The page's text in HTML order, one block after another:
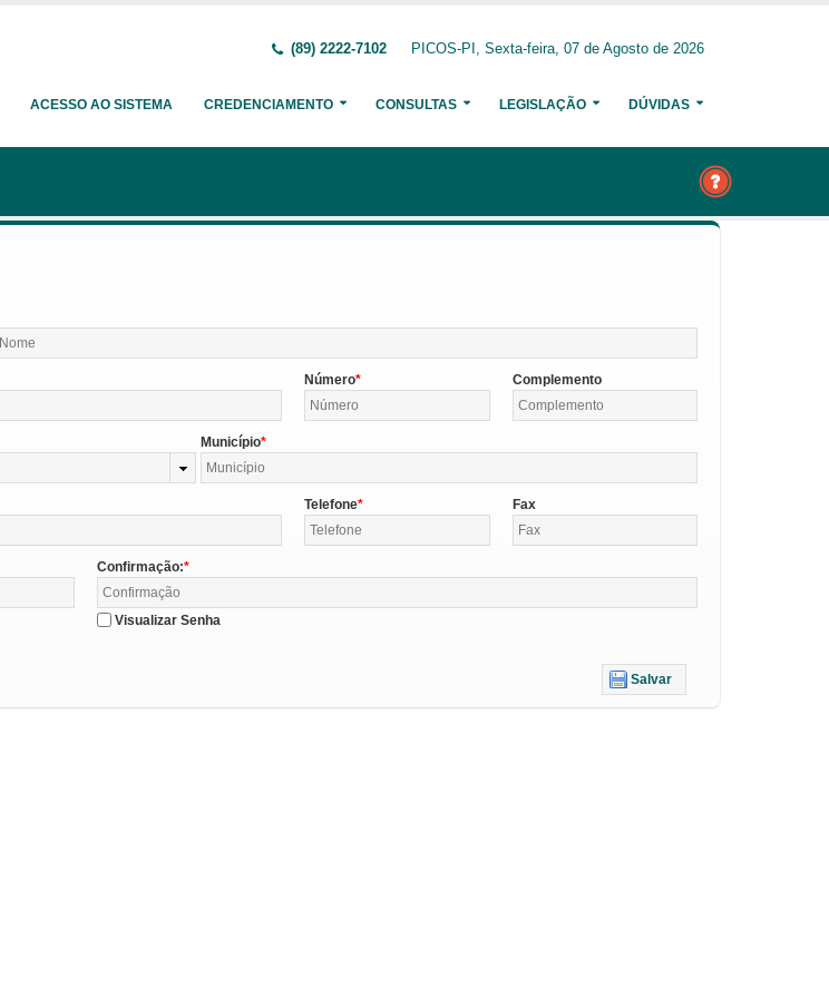
(89) 2222-7102 PICOS-PI, Sexta-feira, 07 de Agosto de 2026
ACESSO AO SISTEMA CREDENCIAMENTO CONSULTAS LEGISLAÇÃO DÚVIDAS
Número Complemento
Município
Telefone Fax
Confirmação:
Visualizar Senha
Salvar